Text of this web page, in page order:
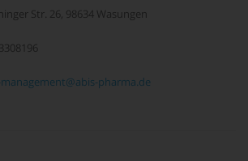
Str. 26, 98634 Wasungen
pharma.de